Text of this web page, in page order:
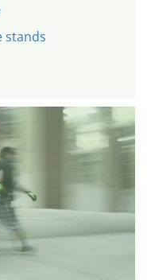
stands